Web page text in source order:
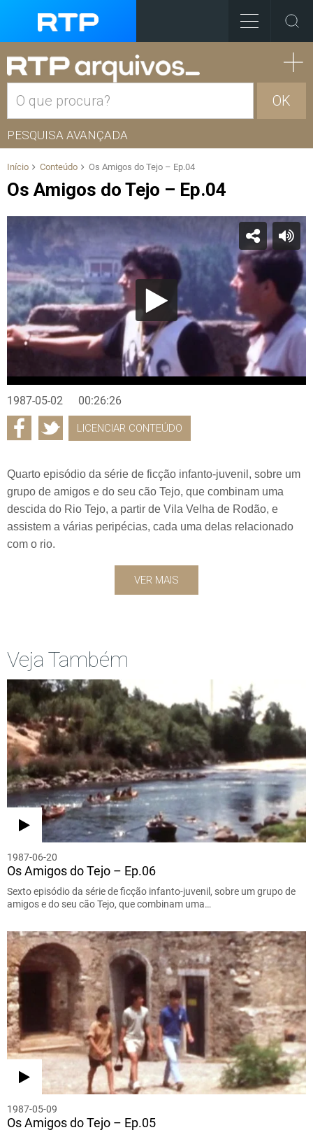
OK
PESQUISA AVANÇADA
Início Conteúdo Os Amigos do Tejo – Ep.04
Os Amigos do Tejo – Ep.04
1987-05-02 00:26:26
LICENCIAR CONTEÚDO
Quarto episódio da série de ficção infanto-juvenil, sobre um
grupo de amigos e do seu cão Tejo, que combinam uma
descida do Rio Tejo, a partir de Vila Velha de Rodão, e
assistem a várias peripécias, cada uma delas relacionado
com o rio.
VER MAIS
Veja Também
1987-06-20
Os Amigos do Tejo – Ep.06
Sexto episódio da série de ficção infanto-juvenil, sobre um grupo de
amigos e do seu cão Tejo, que combinam uma…
1987-05-09
Os Amigos do Tejo – Ep.05